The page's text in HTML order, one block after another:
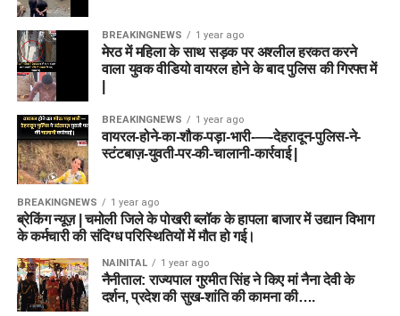
BREAKINGNEWS 1 year ago
मेरठ में महिला के साथ सड़क पर अश्लील हरकत करने
वाला युवक वीडियो वायरल होने के बाद पुलिस की गिरफ्त में
BREAKINGNEWS 1 year ago
वायरल-होने-का-शौक-पड़ा-भारी-—-देहरादून-पुलिस-ने-
स्टंटबाज़-युवती-पर-की-चालानी-कार्रवाई |
BREAKINGNEWS 1 year ago
ब्रेकिंग न्यूज़ | चमोली जिले के पोखरी ब्लॉक के हापला बाजार में उद्यान विभाग
के कर्मचारी की संदिग्ध परिस्थितियों में मौत हो गई।
NAINITAL 1 year ago
नैनीताल: राज्यपाल गुरमीत सिंह ने किए मां नैना देवी के
दर्शन, प्रदेश की सुख-शांति की कामना की….